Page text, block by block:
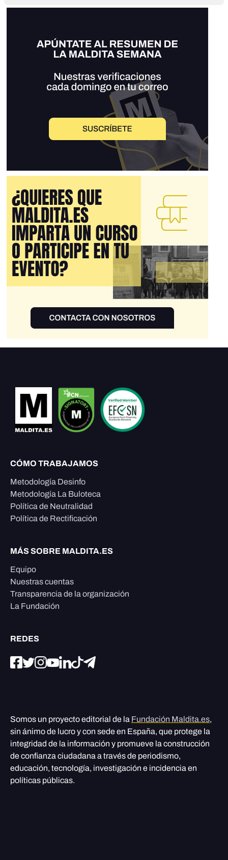
CÓMO TRABAJAMOS
Metodología Desinfo
Metodología La Buloteca
Política de Neutralidad
Política de Rectificación
MÁS SOBRE MALDITA.ES
Equipo
Nuestras cuentas
Transparencia de la organización
La Fundación
REDES
Somos un proyecto editorial de la Fundación Maldita.es,
sin ánimo de lucro y con sede en España, que protege la
integridad de la información y promueve la construcción
de confianza ciudadana a través de periodismo,
educación, tecnología, investigación e incidencia en
políticas públicas.